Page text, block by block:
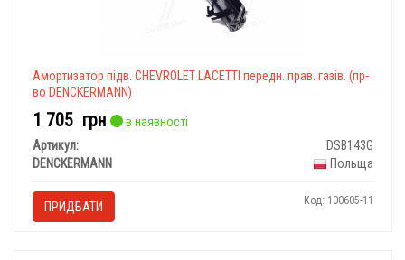
Амортизатор підв. CHEVROLET LACETTI передн. прав. газів. (пр-
во DENCKERMANN)
1 705 грн
в наявності
Артикул:
DSB143G
DENCKERMANN
Польща
ПРИДБАТИ Код: 100605-11